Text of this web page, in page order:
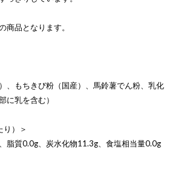
品となります。
、もちきび粉（国産）、馬鈴薯でん粉、乳化
に乳を含む）
り）＞
脂質0.0g、炭水化物11.3g、食塩相当量0.0g